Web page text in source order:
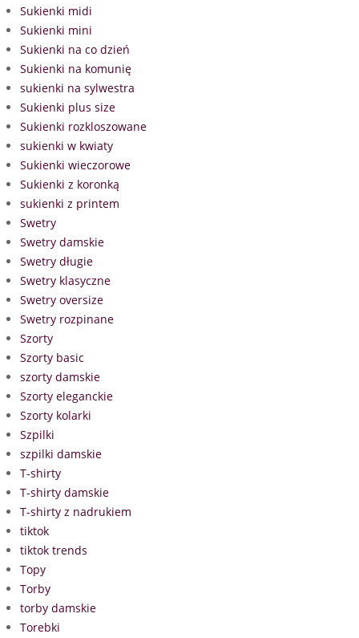
Sukienki midi
Sukienki mini
Sukienki na co dzień
Sukienki na komunię
sukienki na sylwestra
Sukienki plus size
Sukienki rozkloszowane
sukienki w kwiaty
Sukienki wieczorowe
Sukienki z koronką
sukienki z printem
Swetry
Swetry damskie
Swetry długie
Swetry klasyczne
Swetry oversize
Swetry rozpinane
Szorty
Szorty basic
szorty damskie
Szorty eleganckie
Szorty kolarki
Szpilki
szpilki damskie
T-shirty
T-shirty damskie
T-shirty z nadrukiem
tiktok
tiktok trends
Topy
Torby
torby damskie
Torebki